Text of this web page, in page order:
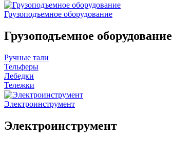
Грузоподъемное оборудование
Грузоподъемное оборудование
Ручные тали
Тельферы
Лебедки
Тележки
Электроинструмент
Электроинструмент